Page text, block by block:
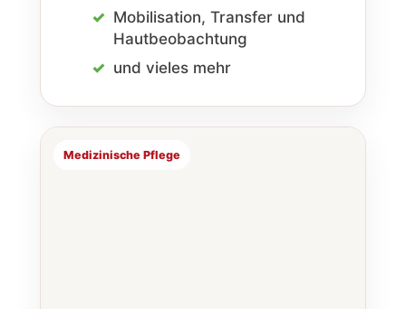
Mobilisation, Transfer und
Haut­beobachtung
und vieles mehr
Medizinische Pflege